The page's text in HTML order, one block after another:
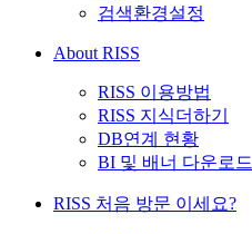
검색환경설정
About RISS
RISS 이용방법
RISS 지식더하기
DB연계 현황
BI 및 배너 다운로드
RISS 처음 방문 이세요?